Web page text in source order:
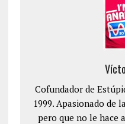
Cofundador de
1999. Apasionado de
pero que no le hace